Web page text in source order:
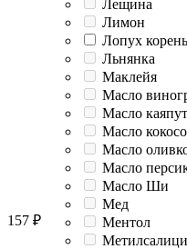
Лещина
Лимон
Лопух корень
Льнянка
Маклейя
Масло
Масло
Масло
Масло
Масло
Масло Ши
Мед
Ментол
157 ₽